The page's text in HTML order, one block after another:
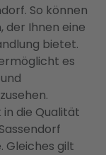
So können
der Ihnen eine
bietet.
es
in die Qualität
Gleiches gilt